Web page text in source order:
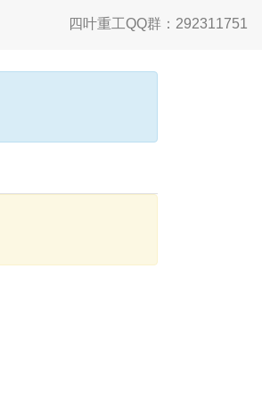
四叶重工QQ群：292311751